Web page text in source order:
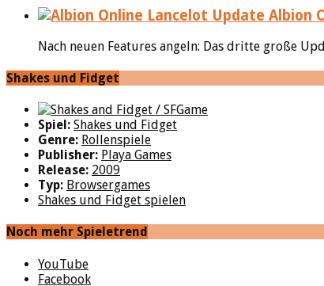
Albion
Nach neuen Features angeln: Das dritte große
Shakes und Fidget
Spiel: Shakes und Fidget
Genre: Rollenspiele
Publisher: Playa Games
Release: 2009
Typ: Browsergames
Shakes und Fidget spielen
Noch mehr Spieletrend
YouTube
Facebook